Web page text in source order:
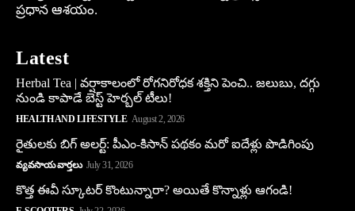
ప్రధాన ఆశయం.
Latest
Herbal Tea | వర్షాకాలంలో రోగనిరోధక శక్తిని పెంచి.. జలుబు, దగ్గు
నుండి కాపాడే బెస్ట్ హెర్బల్ టీలు!
HEALTH AND LIFESTYLE August 2, 2026
రైతులకు బిగ్ అలర్ట్: పీఎం-కిసాన్ పథకం మరో ఐదేళ్లు పొడిగింపు
వ్యవసాయ వార్తలు July 31, 2026
కొత్త ఈవీ స్కూట‌ర్ కొంటున్నారా? అయితే కొన్నాళ్లు ఆగండి!